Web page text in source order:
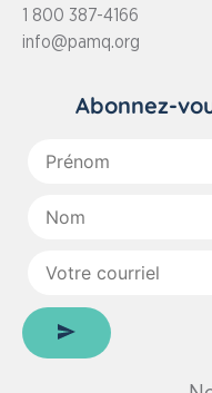
1 800 387-4166
info@pamq.org
Abonnez-
courriel